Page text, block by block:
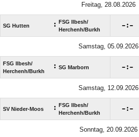
Freitag, 28.08.2026
SG Hutten :
FSG Ilbesh/​
Herchenh/​Burkh
:
Samstag, 05.09.2026
FSG Ilbesh/​
Herchenh/​Burkh
: SG Marborn :
Samstag, 12.09.2026
SV Nieder-Moos :
FSG Ilbesh/​
Herchenh/​Burkh
:
Sonntag, 20.09.2026